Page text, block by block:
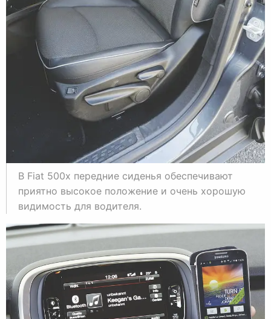
В Fiat 500x передние сиденья обеспечивают
приятно высокое положение и очень хорошую
видимость для водителя.